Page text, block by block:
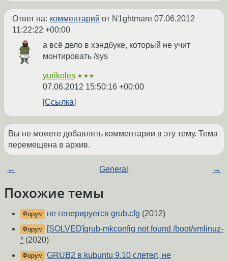
Ответ на: комментарий от N1ghtmare 07.06.2012
11:22:22 +00:00
а всё дело в хэндбуке, который не учит
монтировать /sys
yurikoles ★★★
07.06.2012 15:50:16 +00:00
Ссылка
Вы не можете добавлять комментарии в эту тему. Тема
перемещена в архив.
← General →
Похожие темы
Форум не генерируется grub.cfg (2012)
Форум
[SOLVED]grub-mkconfig not found /boot/vmlinuz-
* (2020)
Форум GRUB2 в kubuntu 9.10 слетел, не